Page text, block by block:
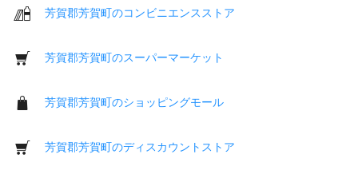
芳賀郡芳賀町のコンビニエンスストア
芳賀郡芳賀町のスーパーマーケット
芳賀郡芳賀町のショッピングモール
芳賀郡芳賀町のディスカウントストア